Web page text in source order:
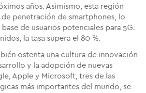
años. Asimismo, esta región
de penetración de smartphones, lo
de usuarios potenciales para 5G.
la tasa supera el 80 %.
ostenta una cultura de innovación
y la adopción de nuevas
Apple y Microsoft, tres de las
más importantes del mundo, se